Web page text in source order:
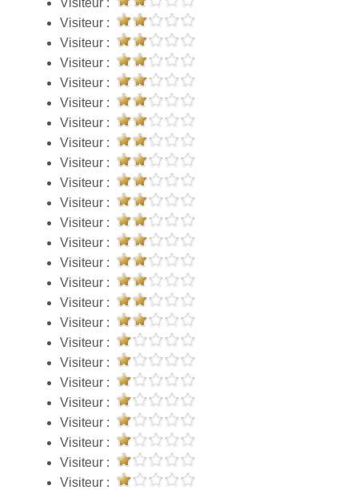
Visiteur :
Visiteur :
Visiteur :
Visiteur :
Visiteur :
Visiteur :
Visiteur :
Visiteur :
Visiteur :
Visiteur :
Visiteur :
Visiteur :
Visiteur :
Visiteur :
Visiteur :
Visiteur :
Visiteur :
Visiteur :
Visiteur :
Visiteur :
Visiteur :
Visiteur :
Visiteur :
Visiteur :